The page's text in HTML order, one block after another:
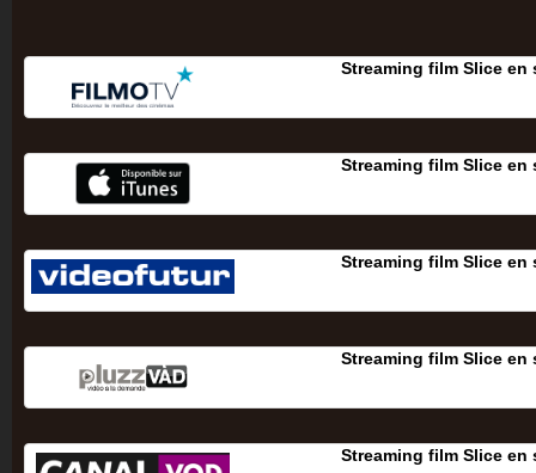
Streaming film Slice en
Streaming film Slice en
Streaming film Slice en
Streaming film Slice en
Streaming film Slice en